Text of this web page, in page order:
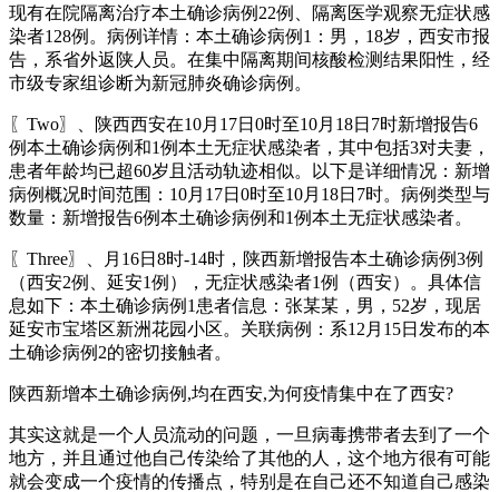
现有在院隔离治疗本土确诊病例22例、隔离医学观察无症状感
染者128例。病例详情：本土确诊病例1：男，18岁，西安市报
告，系省外返陕人员。在集中隔离期间核酸检测结果阳性，经
市级专家组诊断为新冠肺炎确诊病例。
〖Two〗、陕西西安在10月17日0时至10月18日7时新增报告6
例本土确诊病例和1例本土无症状感染者，其中包括3对夫妻，
患者年龄均已超60岁且活动轨迹相似。以下是详细情况：新增
病例概况时间范围：10月17日0时至10月18日7时。病例类型与
数量：新增报告6例本土确诊病例和1例本土无症状感染者。
〖Three〗、月16日8时-14时，陕西新增报告本土确诊病例3例
（西安2例、延安1例），无症状感染者1例（西安）。具体信
息如下：本土确诊病例1患者信息：张某某，男，52岁，现居
延安市宝塔区新洲花园小区。关联病例：系12月15日发布的本
土确诊病例2的密切接触者。
陕西新增本土确诊病例,均在西安,为何疫情集中在了西安?
其实这就是一个人员流动的问题，一旦病毒携带者去到了一个
地方，并且通过他自己传染给了其他的人，这个地方很有可能
就会变成一个疫情的传播点，特别是在自己还不知道自己感染